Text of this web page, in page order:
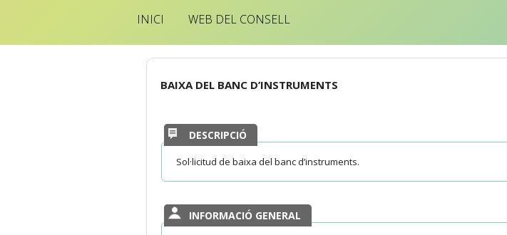
INICI WEB DEL CONSELL
BAIXA DEL BANC D’INSTRUMENTS
DESCRIPCIÓ
Sol·licitud de baixa del banc d’instruments.
INFORMACIÓ GENERAL